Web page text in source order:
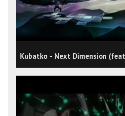
Kubatko - Next Dimension